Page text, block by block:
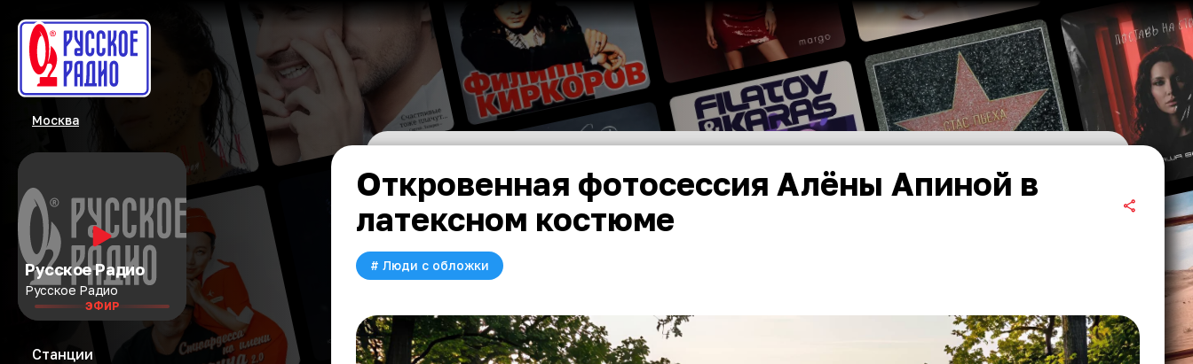
Москва
Русское Радио
Русское Радио
ЭФИР
Станции
Откровенная фотосессия Алёны Апиной в
латексном костюме
# Люди с обложки